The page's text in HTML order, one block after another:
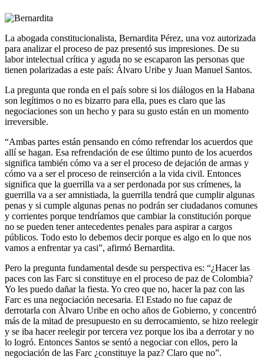
La abogada constitucionalista, Bernardita Pérez, una voz autorizada
para analizar el proceso de paz presentó sus impresiones. De su
labor intelectual crítica y aguda no se escaparon las personas que
tienen polarizadas a este país: Álvaro Uribe y Juan Manuel Santos.
La pregunta que ronda en el país sobre si los diálogos en la Habana
son legítimos o no es bizarro para ella, pues es claro que las
negociaciones son un hecho y para su gusto están en un momento
irreversible.
“Ambas partes están pensando en cómo refrendar los acuerdos que
allí se hagan. Esa refrendación de ese último punto de los acuerdos
significa también cómo va a ser el proceso de dejación de armas y
cómo va a ser el proceso de reinserción a la vida civil. Entonces
significa que la guerrilla va a ser perdonada por sus crímenes, la
guerrilla va a ser amnistiada, la guerrilla tendrá que cumplir algunas
penas y si cumple algunas penas no podrán ser ciudadanos comunes
y corrientes porque tendríamos que cambiar la constitución porque
no se pueden tener antecedentes penales para aspirar a cargos
públicos. Todo esto lo debemos decir porque es algo en lo que nos
vamos a enfrentar ya casi”, afirmó Bernardita.
Pero la pregunta fundamental desde su perspectiva es: “¿Hacer las
paces con las Farc si constituye en el proceso de paz de Colombia?
Yo les puedo dañar la fiesta. Yo creo que no, hacer la paz con las
Farc es una negociación necesaria. El Estado no fue capaz de
derrotarla con Álvaro Uribe en ocho años de Gobierno, y concentró
más de la mitad de presupuesto en su derrocamiento, se hizo reelegir
y se iba hacer reelegir por tercera vez porque los iba a derrotar y no
lo logró. Entonces Santos se sentó a negociar con ellos, pero la
negociación de las Farc ¿constituye la paz? Claro que no”.